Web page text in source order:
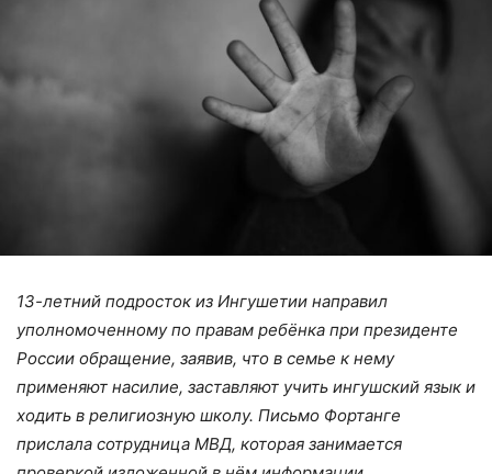
13-летний подросток из Ингушетии направил
уполномоченному по правам ребёнка при президенте
России обращение, заявив, что в семье к нему
применяют насилие, заставляют учить ингушский язык и
ходить в религиозную школу. Письмо Фортанге
прислала сотрудница МВД, которая занимается